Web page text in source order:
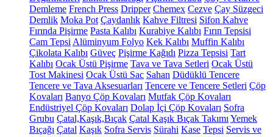
Demleme French Press Dripper Chemex Cezve Çay Süzgeci
Demlik Moka Pot Çaydanlık Kahve Filtresi Sifon Kahve
Fırında Pişirme Pasta Kalıbı Kurabiye Kalıbı Fırın Tepsisi
Cam Tepsi Alüminyum Folyo Kek Kalıbı Muffin Kalıbı
Çikolata Kalıbı Güveç Pişirme Kağıdı Pizza Tepsisi Tart
Kalıbı Ocak Üstü Pişirme Tava ve Tava Setleri Ocak Üstü
Tost Makinesi Ocak Üstü Sac Sahan Düdüklü Tencere
Tencere ve Tava Aksesuarları Tencere ve Tencere Setleri Çöp
Kovaları Banyo Çöp Kovaları Mutfak Çöp Kovaları
Endüstriyel Çöp Kovaları Dolap İçi Çöp Kovaları Sofra
Grubu Çatal,Kaşık,Bıçak Çatal Kaşık Bıçak Takımı Yemek
Bıçağı Çatal Kaşık Sofra Servis Sürahi Kase Tepsi Servis ve